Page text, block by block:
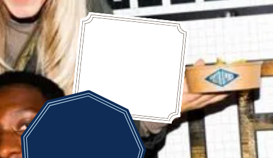
Teamleden